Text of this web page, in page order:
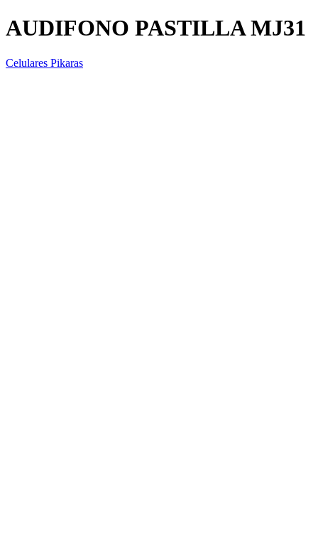
AUDIFONO PASTILLA MJ31
Celulares Pikaras